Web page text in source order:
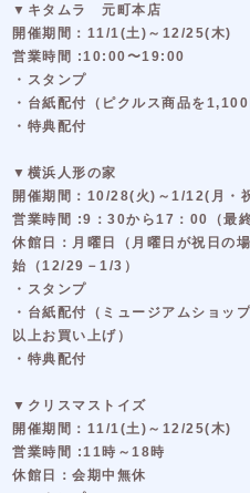
▼キタムラ 元町本店
開催期間：11/1(土)～12/25(木)
営業時間 :10:00〜19:00
・スタンプ
・台紙配付（ピクルス商品を
・特典配付
▼横浜人形の家
開催期間：10/28(火)～1/12(月・
営業時間 :9：30から17：00（最
休館日：月曜日（月曜日が祝日の
始（12/29－1/3）
・スタンプ
・台紙配付（ミュージアムショッ
以上お買い上げ）
・特典配付
▼クリスマストイズ
開催期間：11/1(土)～12/25(木)
営業時間 :11時～18時
休館日：会期中無休